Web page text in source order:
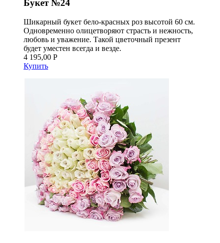
Букет №24
Шикарный букет бело-красных роз высотой 60 см.
Одновременно олицетворяют страсть и нежность,
любовь и уважение. Такой цветочный презент
будет уместен всегда и везде.
4 195,00 Р
Купить